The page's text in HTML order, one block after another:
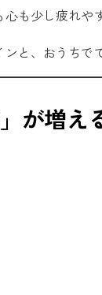
も少し疲れや
と、おうちで
が増え